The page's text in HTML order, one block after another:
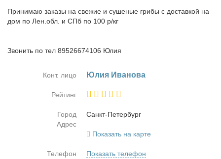
Принимаю заказы на свежие и сушеные грибы с доставкой на
дом по Лен.обл. и СПб по 100 р/кг
Звонить по тел 89526674106 Юлия
Конт. лицо Юлия Ива­но­ва
Рейтинг
Город
Санкт-Пе­тер­бург
Адрес
Показать на карте
Телефон
Показать телефон